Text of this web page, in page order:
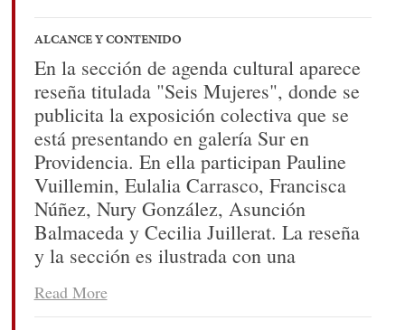
ALCANCE Y CONTENIDO
En la sección de agenda cultural aparece
reseña titulada "Seis Mujeres", donde se
publicita la exposición colectiva que se
está presentando en galería Sur en
Providencia. En ella participan Pauline
Vuillemin, Eulalia Carrasco, Francisca
Núñez, Nury González, Asunción
Balmaceda y Cecilia Juillerat. La reseña
y la sección es ilustrada con una
artistas.
Read More